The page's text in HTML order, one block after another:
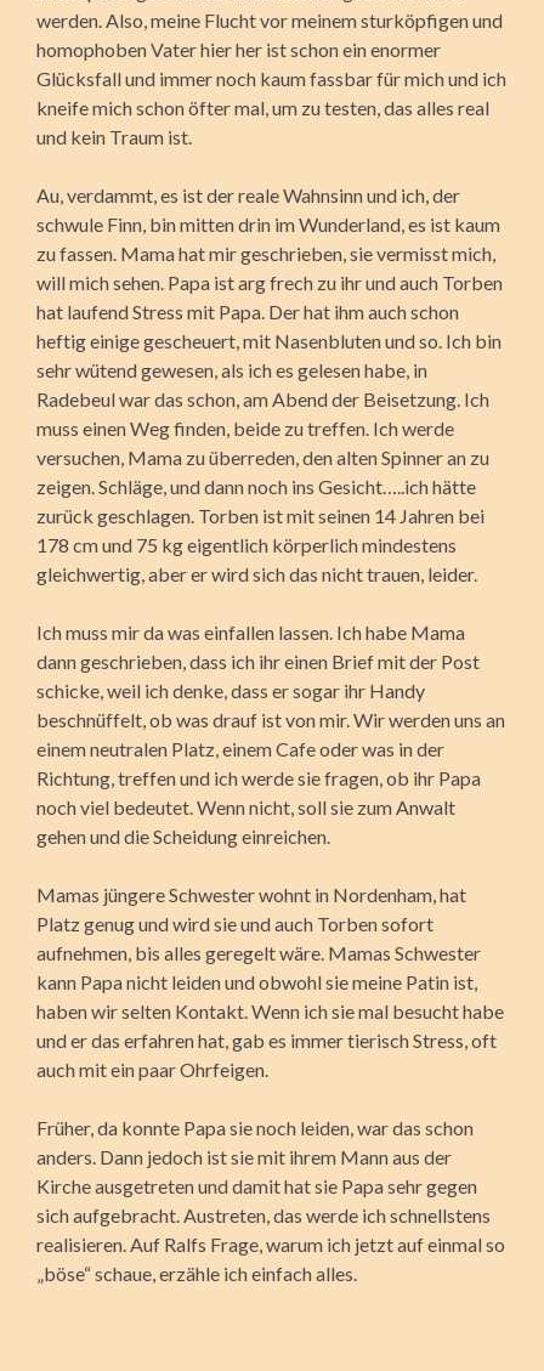
werden. Also, meine Flucht vor meinem sturköpfigen und
homophoben Vater hier her ist schon ein enormer
Glücksfall und immer noch kaum fassbar für mich und ich
kneife mich schon öfter mal, um zu testen, das alles real
und kein Traum ist.
Au, verdammt, es ist der reale Wahnsinn und ich, der
schwule Finn, bin mitten drin im Wunderland, es ist kaum
zu fassen. Mama hat mir geschrieben, sie vermisst mich,
will mich sehen. Papa ist arg frech zu ihr und auch Torben
hat laufend Stress mit Papa. Der hat ihm auch schon
heftig einige gescheuert, mit Nasenbluten und so. Ich bin
sehr wütend gewesen, als ich es gelesen habe, in
Radebeul war das schon, am Abend der Beisetzung. Ich
muss einen Weg finden, beide zu treffen. Ich werde
versuchen, Mama zu überreden, den alten Spinner an zu
zeigen. Schläge, und dann noch ins Gesicht…..ich hätte
zurück geschlagen. Torben ist mit seinen 14 Jahren bei
178 cm und 75 kg eigentlich körperlich mindestens
gleichwertig, aber er wird sich das nicht trauen, leider.
Ich muss mir da was einfallen lassen. Ich habe Mama
dann geschrieben, dass ich ihr einen Brief mit der Post
schicke, weil ich denke, dass er sogar ihr Handy
beschnüffelt, ob was drauf ist von mir. Wir werden uns an
einem neutralen Platz, einem Cafe oder was in der
Richtung, treffen und ich werde sie fragen, ob ihr Papa
noch viel bedeutet. Wenn nicht, soll sie zum Anwalt
gehen und die Scheidung einreichen.
Mamas jüngere Schwester wohnt in Nordenham, hat
Platz genug und wird sie und auch Torben sofort
aufnehmen, bis alles geregelt wäre. Mamas Schwester
kann Papa nicht leiden und obwohl sie meine Patin ist,
haben wir selten Kontakt. Wenn ich sie mal besucht habe
und er das erfahren hat, gab es immer tierisch Stress, oft
auch mit ein paar Ohrfeigen.
Früher, da konnte Papa sie noch leiden, war das schon
anders. Dann jedoch ist sie mit ihrem Mann aus der
Kirche ausgetreten und damit hat sie Papa sehr gegen
sich aufgebracht. Austreten, das werde ich schnellstens
realisieren. Auf Ralfs Frage, warum ich jetzt auf einmal so
„böse“ schaue, erzähle ich einfach alles.